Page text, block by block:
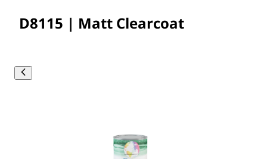
D8115 | Matt Clearcoat